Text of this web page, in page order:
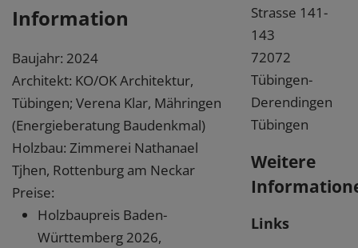
Information
Baujahr: 2024
Architekt: KO/OK Architektur,
Tübingen; Verena Klar, Mähringen
(Energieberatung Baudenkmal)
Holzbau: Zimmerei Nathanael
Tjhen, Rottenburg am Neckar
Preise:
Holzbaupreis Baden-
Württemberg 2026,
Strasse 141-
143
72072
Tübingen-
Derendingen
Tübingen
Weitere
Links